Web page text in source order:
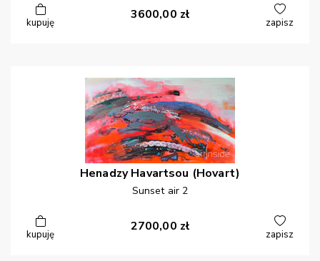
kupuję
3600,00 zł
zapisz
Henadzy Havartsou (Hovart)
Sunset air 2
kupuję
2700,00 zł
zapisz